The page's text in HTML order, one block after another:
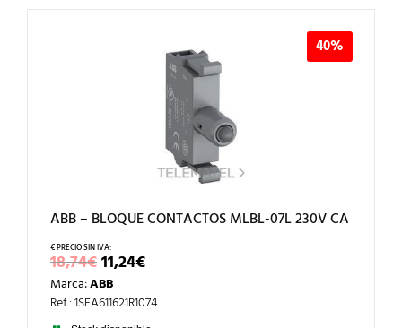
40%
ABB – BLOQUE CONTACTOS MLBL-07L 230V CA
18,74€EL
PRECIO
ORIGINAL
ERA:
18,74€.
11,24€EL
PRECIO
ES:
Marca:ABB
Ref.: 1SFA611621R1074